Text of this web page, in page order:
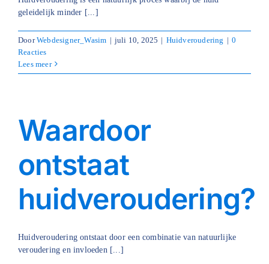
Over ons
geleidelijk minder [...]
DoorWebdesigner_Wasim | juli 10, 2025 | Huidveroudering | 0
Reacties
Lees meer
Waardoor
ontstaat
huidveroudering?
Huidveroudering ontstaat door een combinatie van natuurlijke
veroudering en invloeden [...]